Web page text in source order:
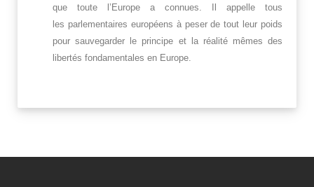
que toute l’Europe a connues. Il appelle tous
les parlementaires européens à peser de tout leur poids
pour sauvegarder le principe et la réalité mêmes des
libertés fondamentales en Europe.